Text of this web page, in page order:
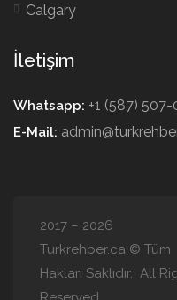
Calgary
İletişim
Whatsapp: +1 (587)
E-Mail:
2017 – 2026
Turkrehber.ca © Tüm
Hakları Saklıdır. All